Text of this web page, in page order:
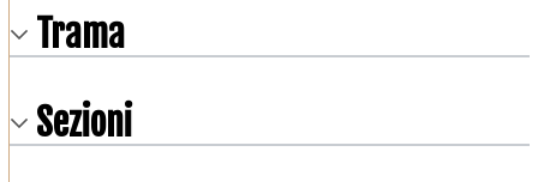
Trama
Sezioni